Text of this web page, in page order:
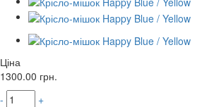
Ціна
1300.00 грн.
-
+